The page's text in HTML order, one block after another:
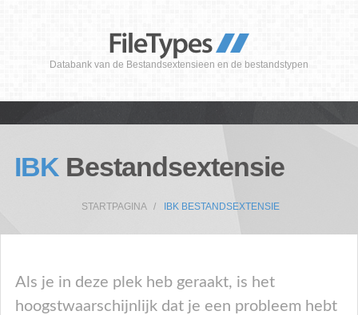
Databank van de Bestandsextensieen en de bestandstypen
IBK Bestandsextensie
STARTPAGINA IBK BESTANDSEXTENSIE
Als je in deze plek heb geraakt, is het
hoogstwaarschijnlijk dat je een probleem hebt